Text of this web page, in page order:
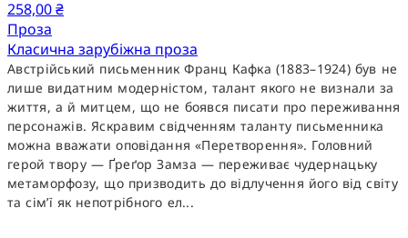
258,00 ₴
Проза
Класична зарубіжна проза
Австрійський письменник Франц Кафка (1883–1924) був не
лише видатним модерністом, талант якого не визнали за
життя, а й митцем, що не боявся писати про переживання
персонажів. Яскравим свідченням таланту письменника
можна вважати оповідання «Перетворення». Головний
герой твору — Ґреґор Замза — переживає чудернацьку
метаморфозу, що призводить до відлучення його від світу
та сім’ї як непотрібного ел...